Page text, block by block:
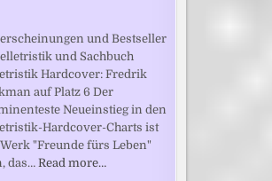
und Bestseller
und Sachbuch
Hardcover: Fredrik
auf Platz 6 Der
Neueinstieg in den
Hardcover-Charts ist
"Freunde fürs Leben"
das…Read more…